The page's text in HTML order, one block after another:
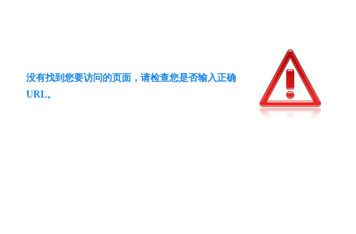
没有找到您要访问的页面，请检查您是否输入正确
URL。